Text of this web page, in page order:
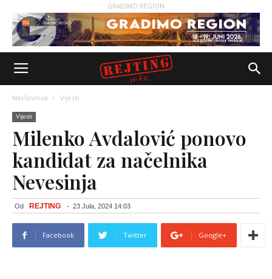
GRADIMO REGION
Naslovnica Vijesti
Vijesti
Milenko Avdalović ponovo
kandidat za načelnika
Nevesinja
Od REJTING - 23 Jula, 2024 14:03
Facebook Twitter Google+